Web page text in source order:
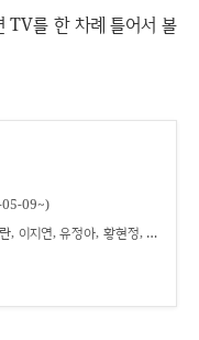
TV를 한 차례 틀어서 볼
09~)
박소현, 황수경, 김경란, 이지연, 유정아, 황현정, 장은영, 이지연, 이현주